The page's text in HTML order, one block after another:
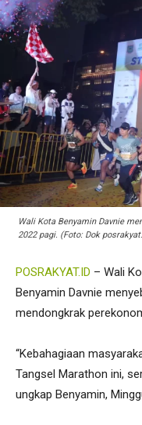
Wali Kota Benyamin Davnie
2022 pagi. (Foto: Dok
POSRAKYAT.ID – Wali
Benyamin Davnie
mendongkrak
“Kebahagiaan
Tangsel Marathon ini,
ungkap Benyamin,